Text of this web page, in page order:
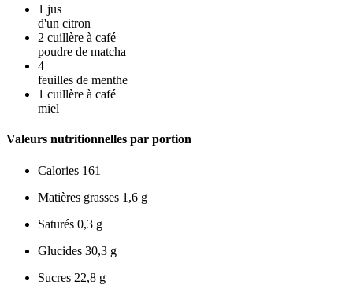
1 jus
d'un citron
2 cuillère à café
poudre de matcha
4
feuilles de menthe
1 cuillère à café
miel
Valeurs nutritionnelles par portion
Calories 161
Matières grasses 1,6 g
Saturés 0,3 g
Glucides 30,3 g
Sucres 22,8 g